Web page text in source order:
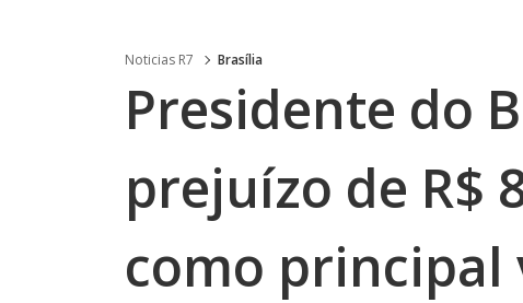
Noticias R7 Brasília
Presidente do
prejuízo de R$
como